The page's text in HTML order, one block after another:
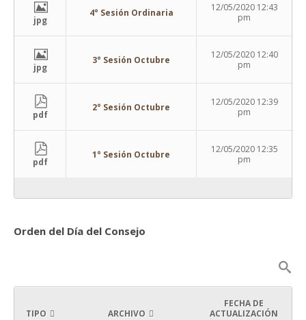
jpg
4° Sesión Ordinaria
12/05/2020 12:43
pm
jpg
3° Sesión Octubre
12/05/2020 12:40
pm
pdf
2° Sesión Octubre
12/05/2020 12:39
pm
pdf
1° Sesión Octubre
12/05/2020 12:35
pm
Orden del Día del Consejo
TIPO ARCHIVO
FECHA DE
ACTUALIZACIÓN